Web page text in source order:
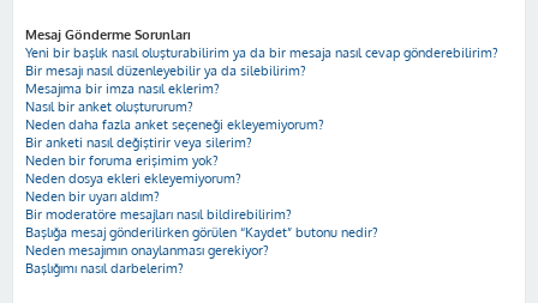
Mesaj Gönderme Sorunları
Yeni bir başlık nasıl oluşturabilirim ya da bir mesaja nasıl cevap gönderebilirim?
Bir mesajı nasıl düzenleyebilir ya da silebilirim?
Mesajıma bir imza nasıl eklerim?
Nasıl bir anket oluştururum?
Neden daha fazla anket seçeneği ekleyemiyorum?
Bir anketi nasıl değiştirir veya silerim?
Neden bir foruma erişimim yok?
Neden dosya ekleri ekleyemiyorum?
Neden bir uyarı aldım?
Bir moderatöre mesajları nasıl bildirebilirim?
Başlığa mesaj gönderilirken görülen “Kaydet” butonu nedir?
Neden mesajımın onaylanması gerekiyor?
Başlığımı nasıl darbelerim?